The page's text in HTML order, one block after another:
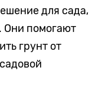
для сада,
Они помогают
грунт от